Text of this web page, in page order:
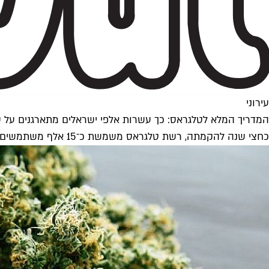
עירוני
המדריך המלא לטלגראס: כך עשרות אלפי ישראלים מתארגנים על
כחצי שנה להקמתה, רשת טלגראס משמשת כ־15 אלף משתמשים בתל אביב לבדה. השאר, אנחנו מניחים, פשוט לא יודעים איך. אספנו טיפים להתארגנות ממשתמשים מנוסים